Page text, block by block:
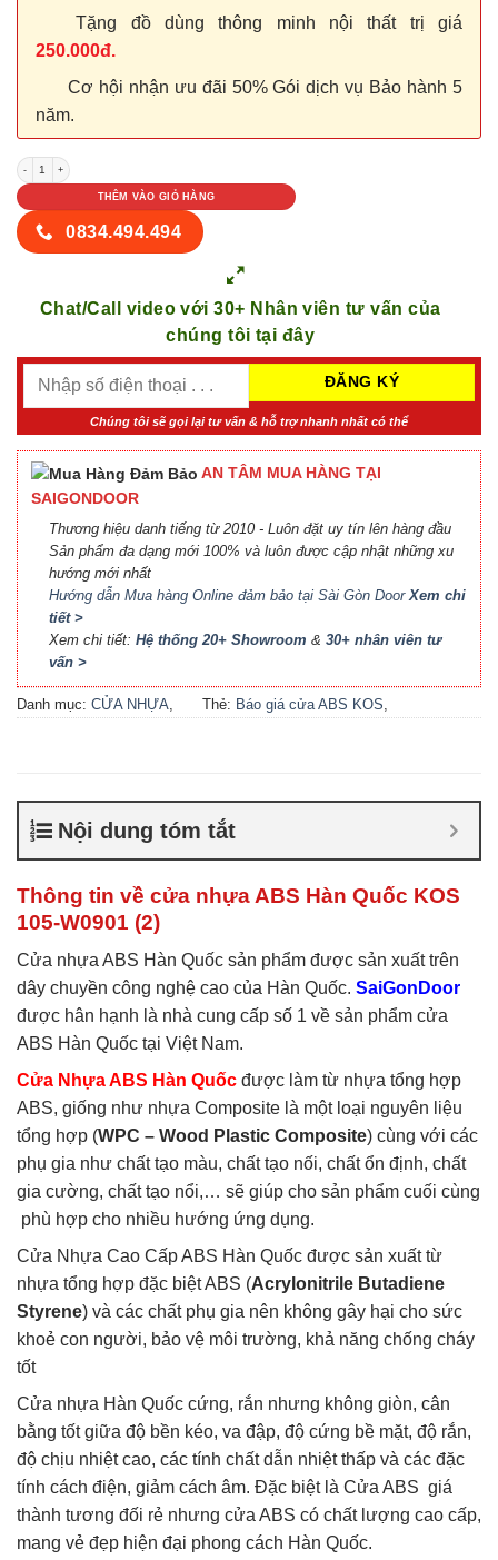
Tặng đồ dùng thông minh nội thất trị giá
250.000đ.
Cơ hội nhận ưu đãi 50% Gói dịch vụ Bảo hành 5
năm.
CỬA NHỰA ABS HÀN QUỐC KOS 105-W0901 (2) số lượng
THÊM VÀO GIỎ HÀNG
0834.494.494
Chat/Call video với 30+ Nhân viên tư vấn của
chúng tôi tại đây
Chúng tôi sẽ gọi lại tư vấn & hỗ trợ nhanh nhất có thể
AN TÂM MUA HÀNG TẠI
SAIGONDOOR
Thương hiệu danh tiếng từ 2010 - Luôn đặt uy tín lên hàng đầu
Sản phẩm đa dạng mới 100% và luôn được cập nhật những xu
hướng mới nhất
Hướng dẫn Mua hàng Online đảm bảo tại Sài Gòn DoorXem chi
tiết >
Xem chi tiết: Hệ thống 20+ Showroom & 30+ nhân viên tư
vấn >
Danh mục: CỬA NHỰA,
Thẻ: Báo giá cửa ABS KOS,
nhựa ABS Hàn Quốc là gì
Cửa nhựa ABS Hàn Quốc
tại TP Vĩnh,Cửa nhựa ABS
nhựa ABS KOS
Nội dung tóm tắt
Thông tin về cửa nhựa ABS Hàn Quốc KOS
105-W0901 (2)
Cửa nhựa ABS Hàn Quốc sản phẩm được sản xuất trên
dây chuyền công nghệ cao của Hàn Quốc. SaiGonDoor
được hân hạnh là nhà cung cấp số 1 về sản phẩm cửa
ABS Hàn Quốc tại Việt Nam.
Cửa Nhựa ABS Hàn Quốc được làm từ nhựa tổng hợp
ABS, giống như nhựa Composite là một loại nguyên liệu
tổng hợp (WPC – Wood Plastic Composite) cùng với các
phụ gia như chất tạo màu, chất tạo nối, chất ổn định, chất
gia cường, chất tạo nổi,… sẽ giúp cho sản phẩm cuối cùng
phù hợp cho nhiều hướng ứng dụng.
Cửa Nhựa Cao Cấp ABS Hàn Quốc được sản xuất từ
nhựa tổng hợp đặc biệt ABS (Acrylonitrile Butadiene
Styrene) và các chất phụ gia nên không gây hại cho sức
khoẻ con người, bảo vệ môi trường, khả năng chống cháy
tốt
Cửa nhựa Hàn Quốc cứng, rắn nhưng không giòn, cân
bằng tốt giữa độ bền kéo, va đập, độ cứng bề mặt, độ rắn,
độ chịu nhiệt cao, các tính chất dẫn nhiệt thấp và các đặc
tính cách điện, giảm cách âm. Đặc biệt là Cửa ABS giá
thành tương đối rẻ nhưng cửa ABS có chất lượng cao cấp,
mang vẻ đẹp hiện đại phong cách Hàn Quốc.